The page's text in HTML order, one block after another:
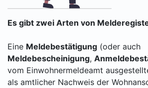
Es gibt zwei Arten von
Eine Meldebestätigung (oder auch
Meldebescheinigung,
vom Einwohnermeldeamt
als amtlicher Nachweis der